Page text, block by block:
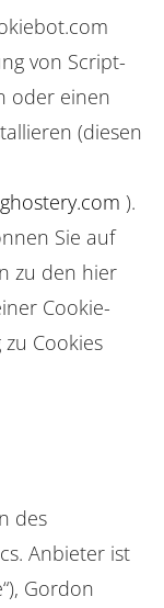
von Script-
oder einen
(diesen
).
Sie auf
zu den hier
Cookie-
Cookies
des
Anbieter ist
Gordon